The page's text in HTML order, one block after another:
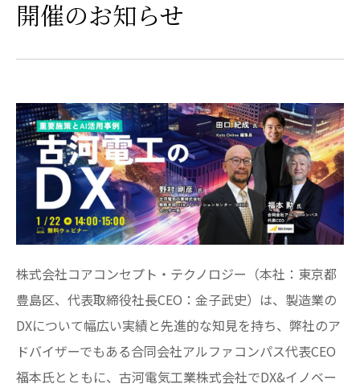
開催のお知らせ
株式会社コアコンセプト・テクノロジー（本社：東京都
豊島区、代表取締役社長CEO：金子武史）は、製造業の
DXについて幅広い実績と先進的な知見を持ち、弊社のア
ドバイザーでもある合同会社アルファコンパス代表CEO
福本氏とともに、古河電気工業株式会社でDX&イノベー